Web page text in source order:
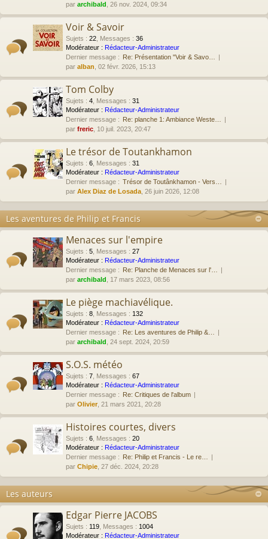
par archibald , 26 nov. 2024, 09:34
Voir & Savoir
Sujets : 22 Messages : 36
Modérateur : Rédacteur-Administrateur
Dernier message : Re: Présentation "Voir & Savo…
par alban , 02 févr. 2026, 15:13
Tom Colby
Sujets : 4 Messages : 31
Modérateur : Rédacteur-Administrateur
Dernier message : Re: planche 1: Ambiance Weste…
par freric , 10 juil. 2023, 20:47
Le trésor de Toutankhamon
Sujets : 6 Messages : 31
Modérateur : Rédacteur-Administrateur
Dernier message : Trésor de Toutânkhamon - Vers…
par Alex Diaz de Losada , 26 juin 2026, 12:08
Les aventures de Philip et Francis
Menaces sur l'empire
Sujets : 5 Messages : 27
Modérateur : Rédacteur-Administrateur
Dernier message : Re: Planche de Menaces sur l'…
par archibald , 17 mars 2023, 08:56
Le piège machiavélique.
Sujets : 8 Messages : 132
Modérateur : Rédacteur-Administrateur
Dernier message : Re: Les aventures de Philip &…
par archibald , 24 sept. 2024, 20:59
S.O.S. météo
Sujets : 7 Messages : 67
Modérateur : Rédacteur-Administrateur
Dernier message : Re: Critiques de l'album
par Olivier , 21 mars 2021, 20:28
Histoires courtes, divers
Sujets : 6 Messages : 20
Modérateur : Rédacteur-Administrateur
Dernier message : Re: Philip et Francis - Le re…
par Chipie , 27 déc. 2024, 20:28
Les auteurs
Edgar Pierre JACOBS
Sujets : 119 Messages : 1004
Modérateur : Rédacteur-Administrateur